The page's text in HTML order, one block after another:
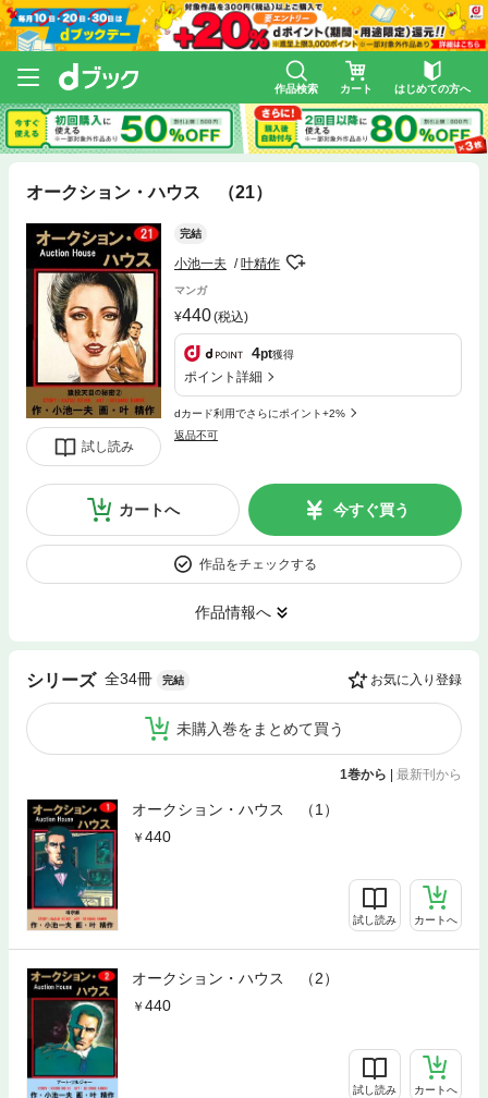
作品検索 カート はじめての方へ
オークション・ハウス （21）
試し読み
完結
小池一夫 叶精作
マンガ
440(税込)
4pt獲得
ポイント詳細
dカード利用でさらにポイント+2%
返品不可
カートへ 今すぐ買う
作品をチェックする
作品情報へ
シリーズ 全34冊 完結 お気に入り登録
未購入巻をまとめて買う
1巻から | 最新刊から
オークション・ハウス （1）
440
試し読み カートへ
オークション・ハウス （2）
440
試し読み カートへ